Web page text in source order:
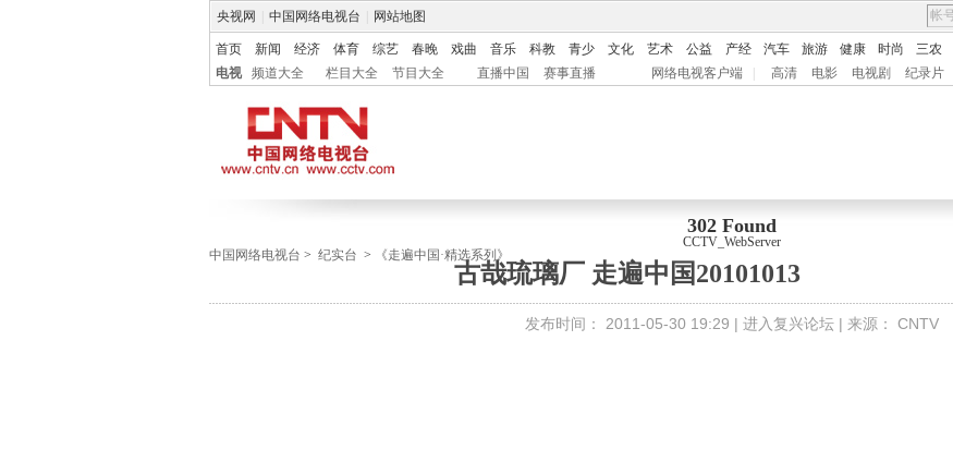
央视网 中国网络电视台 网站地图
首页 新闻 经济 体育 综艺 春晚 戏曲 音乐 科教 青少 文化 艺术 公益 产经 汽车 旅游 健康 时尚 三农
电视
频道大全 栏目大全 节目大全 直播中国 赛事直播 网络电视客户端 高清 电影 电视剧 纪录片
302 Found
CCTV_WebServer
中国网络电视台 > 纪实台 > 《走遍中国·精选系列》
古哉琉璃厂 走遍中国20101013
发布时间： 2011-05-30 19:29 | 进入复兴论坛 | 来源： CNTV